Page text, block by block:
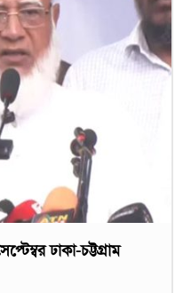
ঢাকা-চট্টগ্রাম